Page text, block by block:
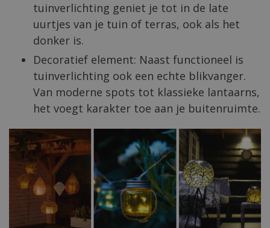
tuinverlichting geniet je tot in de late
uurtjes van je tuin of terras, ook als het
donker is.
Decoratief element: Naast functioneel is
tuinverlichting ook een echte blikvanger.
Van moderne spots tot klassieke lantaarns,
het voegt karakter toe aan je buitenruimte.